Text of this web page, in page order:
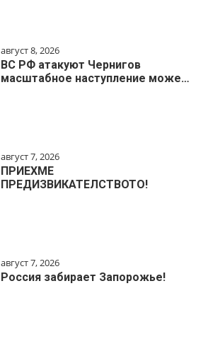
август 8, 2026
ВС РФ атакуют Чернигов
масштабное наступление може…
август 7, 2026
ПРИЕХМЕ
ПРЕДИЗВИКАТЕЛСТВОТО!
август 7, 2026
Россия забирает Запорожье!